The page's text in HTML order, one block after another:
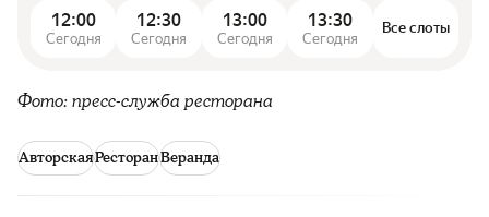
12:00
Сегодня
12:30
Сегодня
13:00
Сегодня
13:30
Сегодня
Все слоты
Фото: пресс-служба ресторана
АвторскаяРесторанВеранда